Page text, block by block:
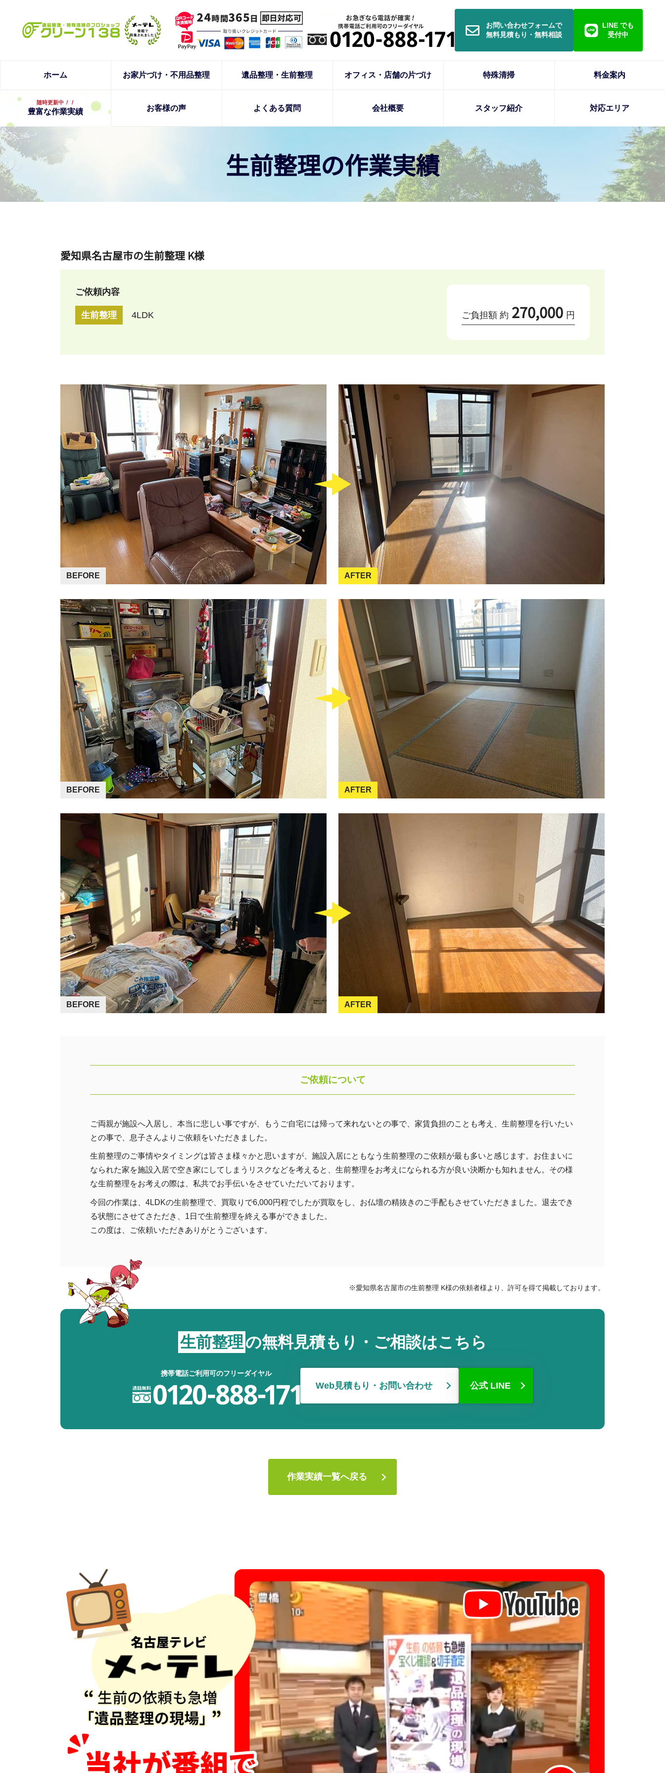
お問い合わせフォームで
無料見積もり・無料相談
LINE でも
受付中
ホーム お家片づけ・不用品整理 遺品整理・生前整理 オフィス・店舗の片づけ 特殊清掃 料金案内
随時更新中 ！！
豊富な作業実績 お客様の声 よくある質問 会社概要 スタッフ紹介 対応エリア
生前整理の作業実績
愛知県名古屋市の生前整理 K様
ご依頼内容
生前整理 4LDK ご負担額 約 270,000 円
BEFORE AFTER
BEFORE AFTER
BEFORE AFTER
ご依頼について
ご両親が施設へ入居し、本当に悲しい事ですが、もうご自宅には帰って来れないとの事で、家賃負担のことも考え、生前整理を行いたい
との事で、息子さんよりご依頼をいただきました。
生前整理のご事情やタイミングは皆さま様々かと思いますが、施設入居にともなう生前整理のご依頼が最も多いと感じます。お住まいに
なられた家を施設入居で空き家にしてしまうリスクなどを考えると、生前整理をお考えになられる方が良い決断かも知れません。その様
な生前整理をお考えの際は、私共でお手伝いをさせていただいております。
今回の作業は、4LDKの生前整理で、買取りで6,000円程でしたが買取をし、お仏壇の精抜きのご手配もさせていただきました。退去でき
る状態にさせてさただき、1日で生前整理を終える事ができました。
この度は、ご依頼いただきありがとうございます。
※愛知県名古屋市の生前整理 K様の依頼者様より、許可を得て掲載しております。
生前整理の無料見積もり・ご相談はこちら
携帯電話ご利用可のフリーダイヤル
Web見積もり・お問い合わせ 公式 LINE
作業実績一覧へ戻る